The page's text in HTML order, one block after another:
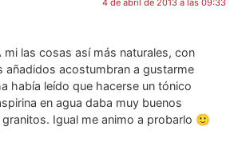
4 de abril de 2013 a las 09:33
mi las cosas así más naturales, con
añadidos acostumbran a gustarme
había leído que hacerse un tónico
en agua daba muy buenos
Igual me animo a probarlo 🙂